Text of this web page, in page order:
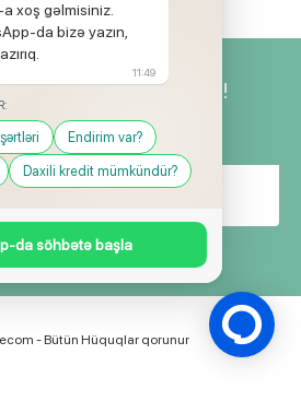
ilk siz xəbərdar olun!
- Bütün Hüquqlar qorunur
xoş gəlmisiniz.
da bizə yazın,
11:49
Endirim var?
Daxili kredit mümkündür?
da söhbətə başla